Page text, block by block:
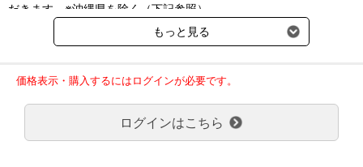
だきます。※沖縄県を除く（下記参照）
※2017年11月14日（火）より沖縄県へのお届けにつきましては、1
回のご注文金額（税込）が、30,000円以上で配送無料となります。
ご了承のほどよろしくお願い致します。
弊社都合でお届けが２回以上に分かれる場合の送料負担は、１回分
のみで新たな送料は発生しません。
大型商品送料が必要な商品をご注文の場合は、大型商品送料のみご
負担頂きます。
もっと見る
価格表示・購入するにはログインが必要です。
ログインはこちら